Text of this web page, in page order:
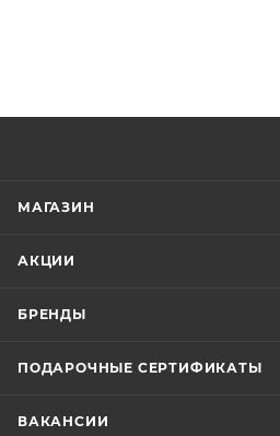
МАГАЗИН
АКЦИИ
БРЕНДЫ
ПОДАРОЧНЫЕ СЕРТИФИКАТЫ
ВАКАНСИИ